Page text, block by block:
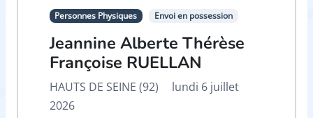
Personnes Physiques Envoi en possession
Jeannine Alberte Thérèse
Françoise RUELLAN
HAUTS DE SEINE (92)
lundi 6 juillet
2026